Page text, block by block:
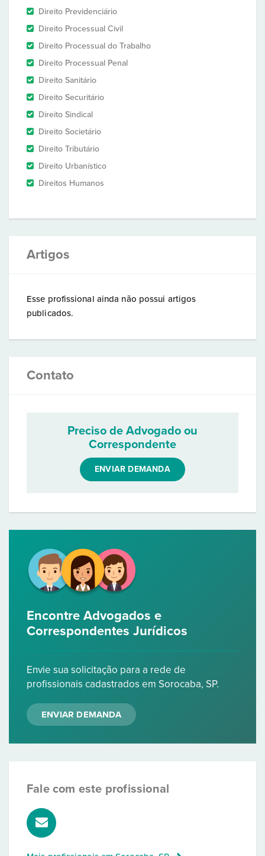
Direito Previdenciário
Direito Processual Civil
Direito Processual do Trabalho
Direito Processual Penal
Direito Sanitário
Direito Securitário
Direito Sindical
Direito Societário
Direito Tributário
Direito Urbanístico
Direitos Humanos
Artigos
Esse profissional ainda não possui artigos
publicados.
Contato
Preciso de Advogado ou
Correspondente
ENVIAR DEMANDA
Encontre Advogados e
Correspondentes Jurídicos
Envie sua solicitação para a rede de
profissionais cadastrados em Sorocaba, SP.
ENVIAR DEMANDA
Fale com este profissional